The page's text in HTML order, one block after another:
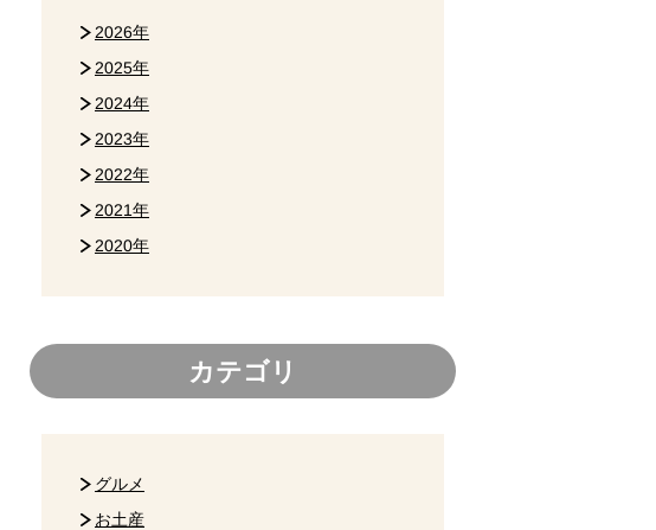
2026年
2025年
2024年
2023年
2022年
2021年
2020年
カテゴリ
グルメ
お土産